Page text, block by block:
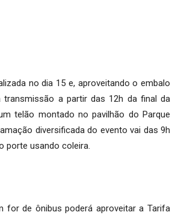
no dia 15 e, aproveitando o embalo
a partir das 12h da final da
telão montado no pavilhão do Parque
diversificada do evento vai das 9h
porte usando coleira.
for de ônibus poderá aproveitar a Tarifa